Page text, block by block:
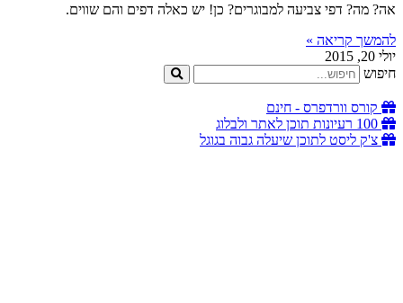
אה? מה? דפי צביעה למבוגרים? כן! יש כאלה דפים והם שווים.
להמשך קריאה »
יולי 20, 2015
חיפוש
קורס וורדפרס - חינם
100 רעיונות תוכן לאתר ולבלוג
צ'ק ליסט לתוכן שיעלה גבוה בגוגל